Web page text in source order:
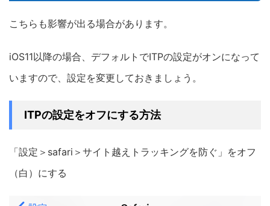
こちらも影響が出る場合があります。
iOS11以降の場合、デフォルトでITPの設定がオンになって
いますので、設定を変更しておきましょう。
ITPの設定をオフにする方法
「設定＞safari＞サイト越えトラッキングを防ぐ」をオフ
（白）にする